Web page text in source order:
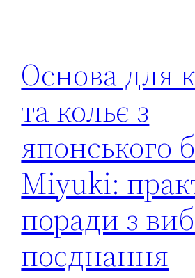
Основа для
та кольє з
японського
Miyuki:
поради з
поєднання